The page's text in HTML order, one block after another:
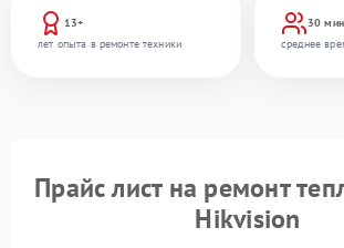
13+
лет опыта в ремонте техники
30 мин
среднее
Прайс лист на ремонт
Hikvision